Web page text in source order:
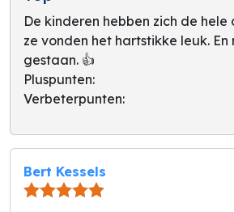
De kinderen hebben zich de
ze vonden het hartstikke leuk.
gestaan. 👍
Pluspunten:
Verbeterpunten:
Bert Kessels